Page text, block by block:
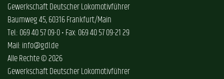
Gewerkschaft Deutscher Lokomotivführer
Baumweg 45, 60316 Frankfurt/Main
Tel.: 069 40 57 09-0 • Fax: 069 40 57 09-21 29
Mail: info@gdl.de
Alle Rechte © 2026
Gewerkschaft Deutscher Lokomotivführer